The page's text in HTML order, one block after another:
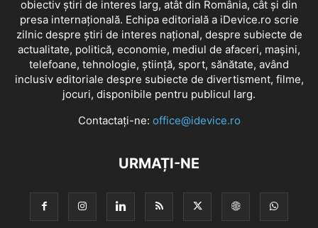
obiectiv știri de interes larg, atât din România, cât și din
presa internațională. Echipa editorială a iDevice.ro scrie
zilnic despre știri de interes național, despre subiecte de
actualitate, politică, economie, mediul de afaceri, mașini,
telefoane, tehnologie, știință, sport, sănătate, având
inclusiv editoriale despre subiecte de divertisment, filme,
jocuri, disponibile pentru publicul larg.
Contactați-ne: office@idevice.ro
URMAȚI-NE